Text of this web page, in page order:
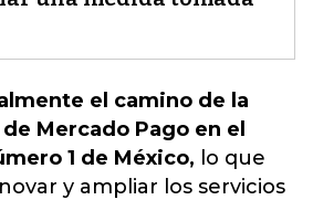
el camino de la
Mercado Pago en el
1 de México, lo que
y ampliar los servicios